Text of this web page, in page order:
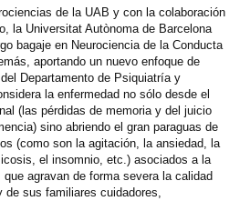
de la UAB y con la colaboración
la Universitat Autònoma de Barcelona
bagaje en Neurociencia de la Conducta
aportando un nuevo enfoque de
Departamento de Psiquiatría y
la enfermedad no sólo desde el
(las pérdidas de memoria y del juicio
sino abriendo el gran paraguas de
(como son la agitación, la ansiedad, la
el insomnio, etc.) asociados a la
agravan de forma severa la calidad
sus familiares cuidadores,